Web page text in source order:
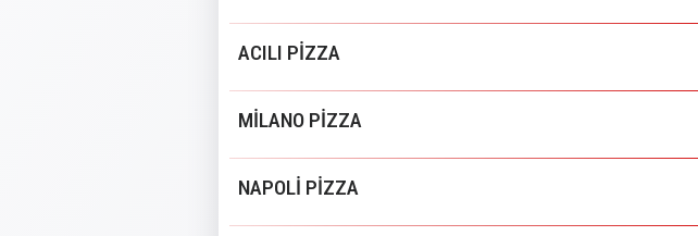
ACILI PİZZA
MİLANO PİZZA
NAPOLİ PİZZA